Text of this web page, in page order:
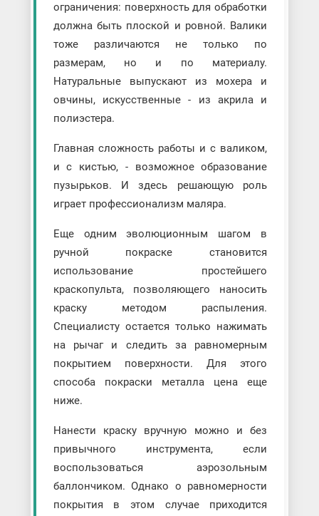
ограничения: поверхность для обработки
должна быть плоской и ровной. Валики
тоже различаются не только по
размерам, но и по материалу.
Натуральные выпускают из мохера и
овчины, искусственные - из акрила и
полиэстера.
Главная сложность работы и с валиком,
и с кистью, - возможное образование
пузырьков. И здесь решающую роль
играет профессионализм маляра.
Еще одним эволюционным шагом в
ручной покраске становится
использование простейшего
краскопульта, позволяющего наносить
краску методом распыления.
Специалисту остается только нажимать
на рычаг и следить за равномерным
покрытием поверхности. Для этого
способа покраски металла цена еще
ниже.
Нанести краску вручную можно и без
привычного инструмента, если
воспользоваться аэрозольным
баллончиком. Однако о равномерности
покрытия в этом случае приходится